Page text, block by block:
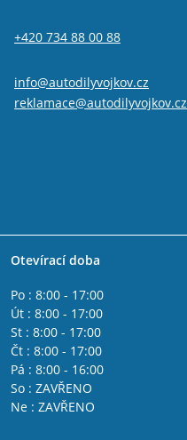
+420 734 88 00 88
info@autodilyvojkov.cz
reklamace@autodilyvojkov.cz
Otevírací doba
Po : 8:00 - 17:00
Út : 8:00 - 17:00
St : 8:00 - 17:00
Čt : 8:00 - 17:00
Pá : 8:00 - 16:00
So : ZAVŘENO
Ne : ZAVŘENO